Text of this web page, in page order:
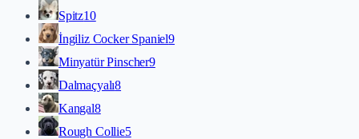
Spitz10
İngiliz Cocker Spaniel9
Minyatür Pinscher9
Dalmaçyalı8
Kangal8
Rough Collie5